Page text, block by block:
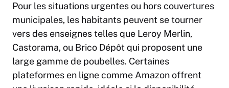
Pour les situations urgentes ou hors couvertures
municipales, les habitants peuvent se tourner
vers des enseignes telles que Leroy Merlin,
Castorama, ou Brico Dépôt qui proposent une
large gamme de poubelles. Certaines
plateformes en ligne comme Amazon offrent